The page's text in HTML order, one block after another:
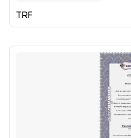
TRF